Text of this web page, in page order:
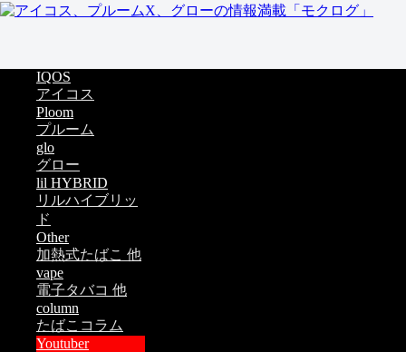
IQOS
アイコス
Ploom
プルーム
glo
グロー
lil HYBRID
リルハイブリッ
ド
Other
加熱式たばこ 他
vape
電子タバコ 他
column
たばこコラム
Youtuber